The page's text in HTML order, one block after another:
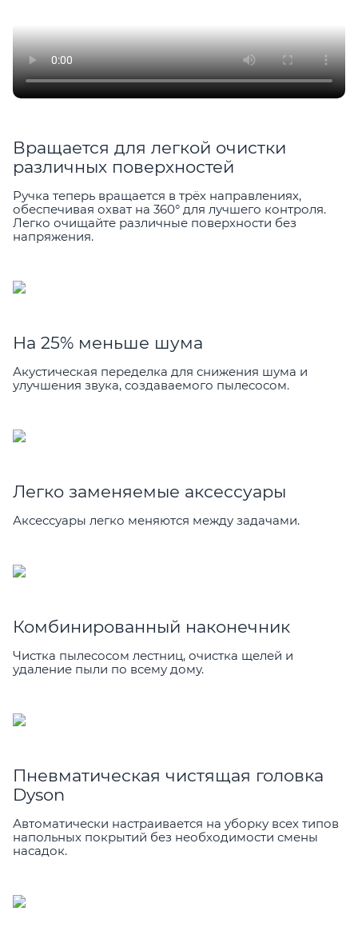
Вращается для легкой очистки
различных поверхностей
Ручка теперь вращается в трёх направлениях,
обеспечивая охват на 360° для лучшего контроля.
Легко очищайте различные поверхности без
напряжения.
На 25% меньше шума
Акустическая переделка для снижения шума и
улучшения звука, создаваемого пылесосом.
Легко заменяемые аксессуары
Аксессуары легко меняются между задачами.
Комбинированный наконечник
Чистка пылесосом лестниц, очистка щелей и
удаление пыли по всему дому.
Пневматическая чистящая головка
Dyson
Автоматически настраивается на уборку всех типов
напольных покрытий без необходимости смены
насадок.